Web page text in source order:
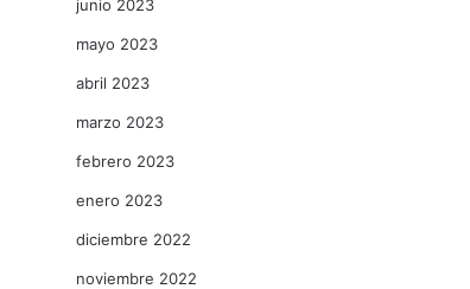
junio 2023
mayo 2023
abril 2023
marzo 2023
febrero 2023
enero 2023
diciembre 2022
noviembre 2022